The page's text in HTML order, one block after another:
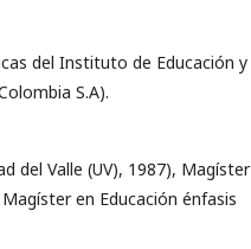
del Instituto de Educación y
S.A).
del Valle (UV), 1987), Magíster
en Educación énfasis